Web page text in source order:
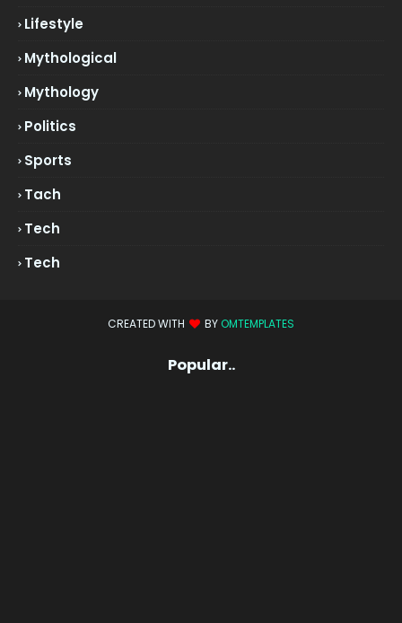
Lifestyle
Mythological
Mythology
Politics
Sports
Tach
Tech
Tech
CREATED WITH BY OMTEMPLATES
Popular..